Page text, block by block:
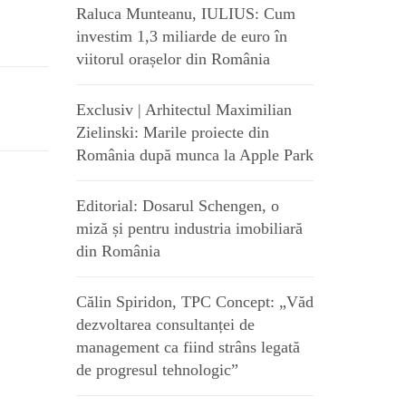
Raluca Munteanu, IULIUS: Cum
investim 1,3 miliarde de euro în
viitorul orașelor din România
Exclusiv | Arhitectul Maximilian
Zielinski: Marile proiecte din
România după munca la Apple Park
Editorial: Dosarul Schengen, o
miză și pentru industria imobiliară
din România
Călin Spiridon, TPC Concept: „Văd
dezvoltarea consultanței de
management ca fiind strâns legată
de progresul tehnologic”